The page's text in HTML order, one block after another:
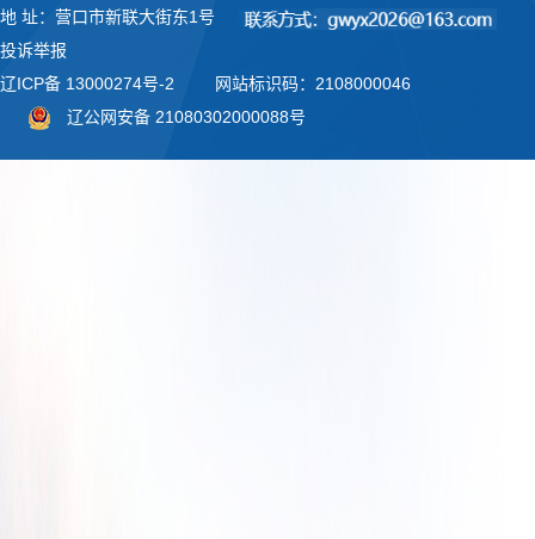
地 址：营口市新联大街东1号
投诉举报
辽ICP备 13000274号-2
网站标识码：2108000046
辽公网安备 21080302000088号